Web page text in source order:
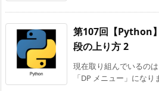
第107回【Python
段の上り方 2
現在取り組んでいるの
「DP メニュー」になり